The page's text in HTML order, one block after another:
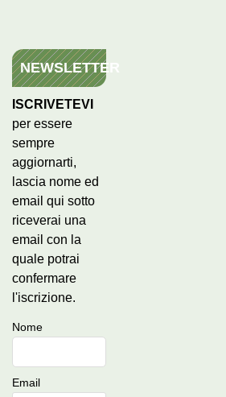
NEWSLETTER
ISCRIVETEVI
per essere
sempre
aggiornarti,
lascia nome ed
email qui sotto
riceverai una
email con la
quale potrai
confermare
l'iscrizione.
Nome
Email